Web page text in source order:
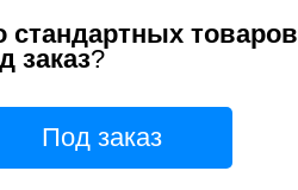
стандартных товаров
заказ?
Под заказ